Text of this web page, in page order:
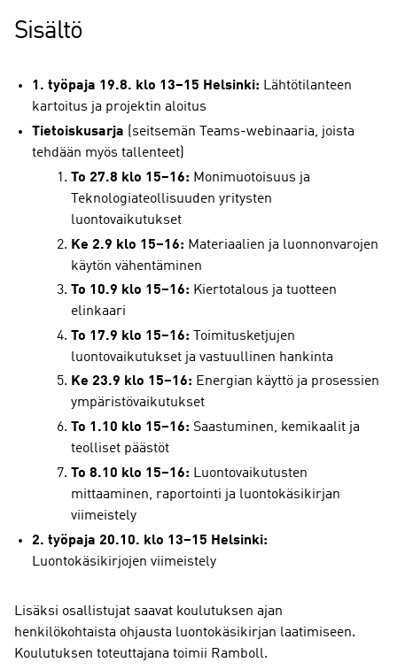
Sisältö
1. työpaja 19.8. klo 13–15 Helsinki: Lähtötilanteen
kartoitus ja projektin aloitus
Tietoiskusarja
(seitsemän Teams-webinaaria, joista
tehdään myös tallenteet)
To 27.8 klo 15–16: Monimuotoisuus ja
Teknologiateollisuuden yritysten
luontovaikutukset
Ke 2.9 klo 15–16: Materiaalien ja luonnonvarojen
käytön vähentäminen
To 10.9 klo 15–16: Kiertotalous ja tuotteen
elinkaari
To 17.9 klo 15–16:
Toimitusketjujen
luontovaikutukset ja vastuullinen hankinta
Ke 23.9 klo 15–16: Energian käyttö ja prosessien
ympäristövaikutukset
To 1.10 klo 15–16: Saastuminen, kemikaalit ja
teolliset päästöt
To 8.10 klo 15–16: Luontovaikutusten
mittaaminen, raportointi ja luontokäsikirjan
viimeistely
2. työpaja 20.10. klo 13–15 Helsinki:
Luontokäsikirjojen viimeistely
Lisäksi osallistujat saavat koulutuksen ajan
henkilökohtaista ohjausta luontokäsikirjan laatimiseen.
Koulutuksen toteuttajana toimii Ramboll.